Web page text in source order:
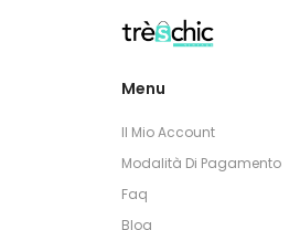
Menu
Il Mio Account
Modalità Di Pagamento
Faq
Blog